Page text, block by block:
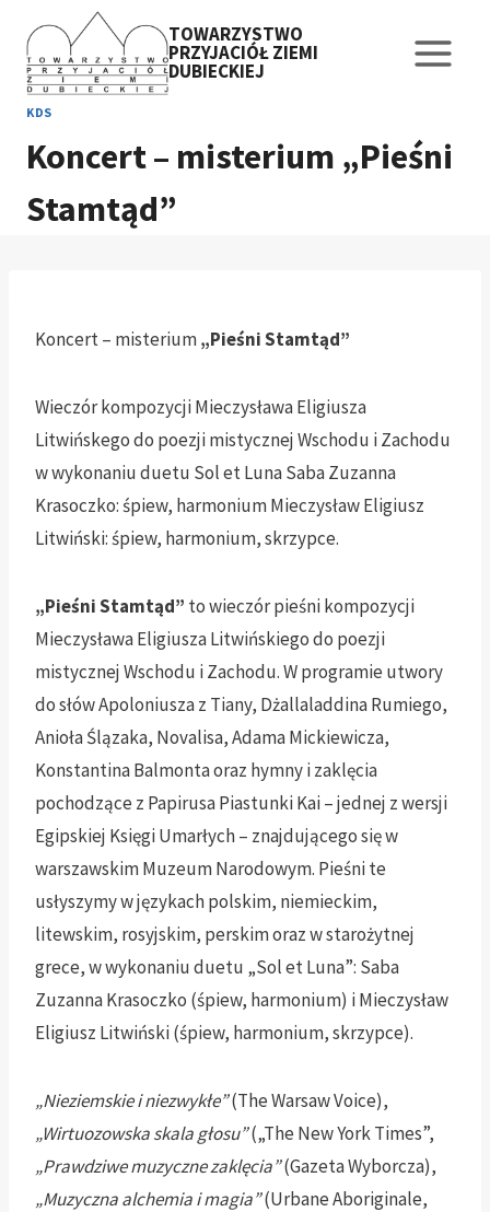
treści
TOWARZYSTWO
PRZYJACIÓŁ ZIEMI
DUBIECKIEJ
KDS
Koncert – misterium „Pieśni
Stamtąd”
Koncert – misterium„Pieśni Stamtąd”
Wieczór kompozycji Mieczysława Eligiusza
Litwińskego do poezji mistycznej Wschodu i Zachodu
w wykonaniu duetu Sol et Luna Saba Zuzanna
Krasoczko: śpiew, harmonium Mieczysław Eligiusz
Litwiński: śpiew, harmonium, skrzypce.
„Pieśni Stamtąd” to wieczór pieśni kompozycji
Mieczysława Eligiusza Litwińskiego do poezji
mistycznej Wschodu i Zachodu. W programie utwory
do słów Apoloniusza z Tiany, Dżallaladdina Rumiego,
Anioła Ślązaka, Novalisa, Adama Mickiewicza,
Konstantina Balmonta oraz hymny i zaklęcia
pochodzące z Papirusa Piastunki Kai – jednej z wersji
Egipskiej Księgi Umarłych – znajdującego się w
warszawskim Muzeum Narodowym. Pieśni te
usłyszymy w językach polskim, niemieckim,
litewskim, rosyjskim, perskim oraz w starożytnej
grece, w wykonaniu duetu „Sol et Luna”: Saba
Zuzanna Krasoczko (śpiew, harmonium) i Mieczysław
Eligiusz Litwiński (śpiew, harmonium, skrzypce).
„Nieziemskie i niezwykłe”(The Warsaw Voice),
„Wirtuozowska skala głosu”(„The New York Times”,
„Prawdziwe muzyczne zaklęcia”(Gazeta Wyborcza),
„Muzyczna alchemia i magia”(Urbane Aboriginale,